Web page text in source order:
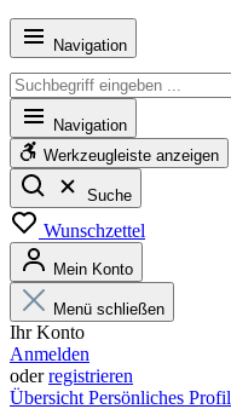
Navigation
Navigation
Werkzeugleiste anzeigen
Suche
Wunschzettel
Mein Konto
Menü schließen
Ihr Konto
Anmelden
oderregistrieren
Übersicht Persönliches Profil